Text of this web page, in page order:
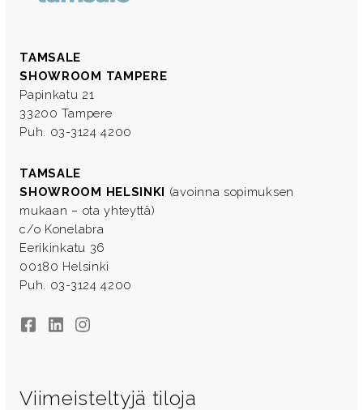
TAMSALE
SHOWROOM TAMPERE
Papinkatu 21
33200 Tampere
Puh. 03-3124 4200
TAMSALE
SHOWROOM HELSINKI (avoinna sopimuksen
mukaan – ota yhteyttä)
c/o Konelabra
Eerikinkatu 36
00180 Helsinki
Puh. 03-3124 4200
FacebookLinkedInInstagram
Viimeisteltyjä tiloja